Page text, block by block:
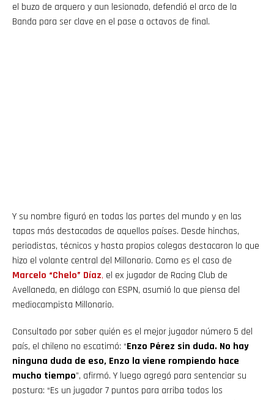
el buzo de arquero y aun lesionado, defendió el arco de la
Banda para ser clave en el pase a octavos de final.
Y su nombre figuró en todas las partes del mundo y en las
tapas más destacadas de aquellos países. Desde hinchas,
periodistas, técnicos y hasta propios colegas destacaron lo que
hizo el volante central del Millonario. Como es el caso de
Marcelo “Chelo” Díaz, el ex jugador de Racing Club de
Avellaneda, en diálogo con ESPN, asumió lo que piensa del
mediocampista Millonario.
Consultado por saber quién es el mejor jugador número 5 del
país, el chileno no escatimó: “Enzo Pérez sin duda. No hay
ninguna duda de eso, Enzo la viene rompiendo hace
mucho tiempo”, afirmó. Y luego agregó para sentenciar su
postura: “Es un jugador 7 puntos para arriba todos los